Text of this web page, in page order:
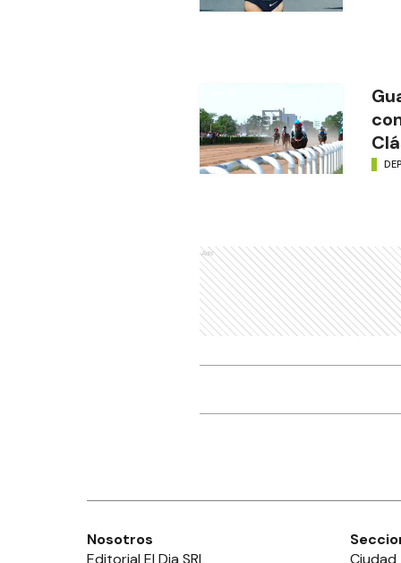
Ads
Nosotros
Editorial El Dia SRL
Ciudad